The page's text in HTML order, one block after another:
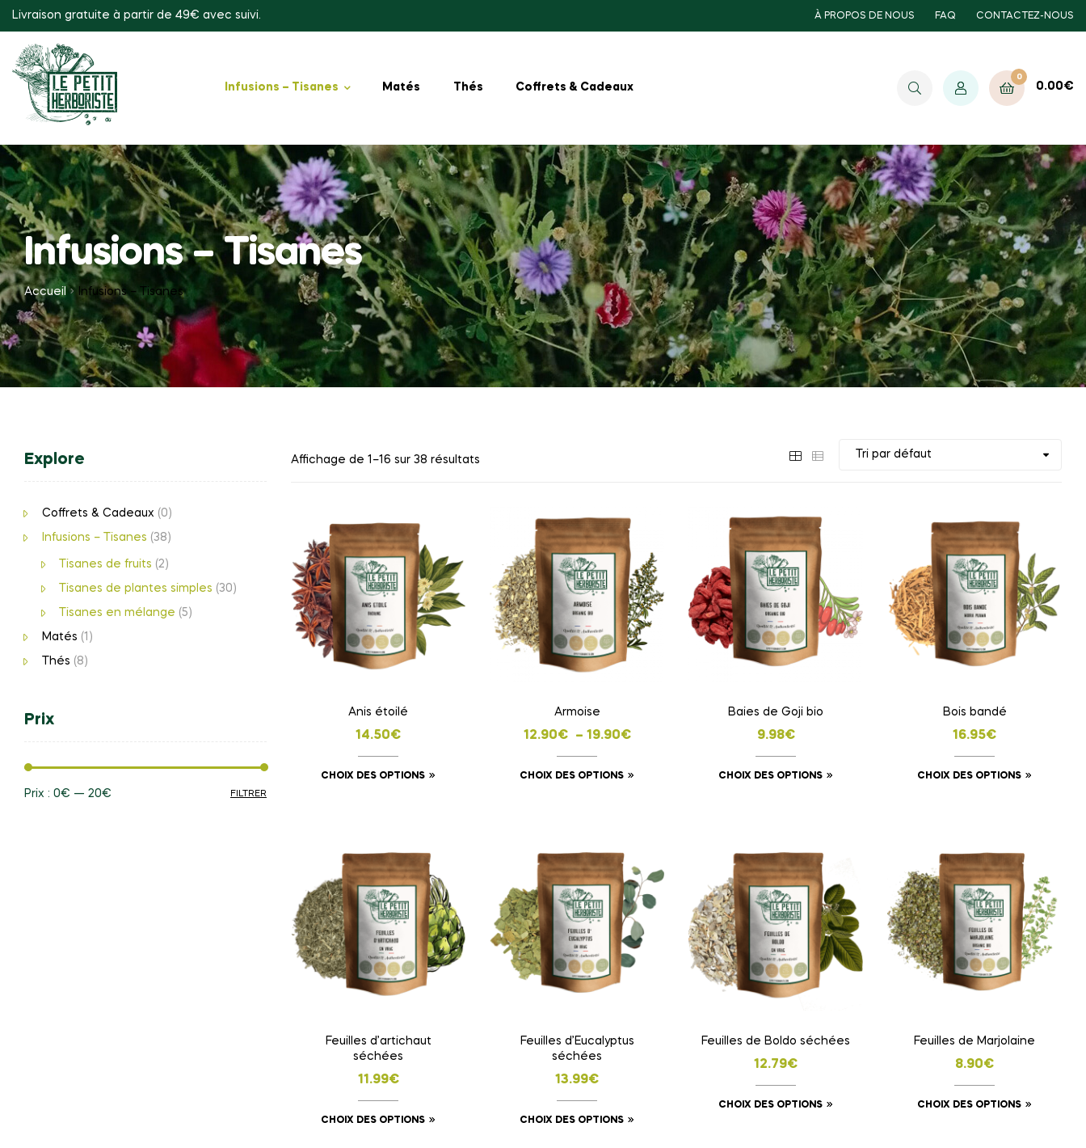
Livraison gratuite à partir de 49€ avec suivi. À PROPOS DE NOUS FAQ CONTACTEZ-NOUS
Infusions – Tisanes Matés Thés Coffrets & Cadeaux
0
0.00€
Infusions – Tisanes
Accueil Infusions – Tisanes
Affichage de 1–16 sur 38 résultats
Anis étoilé
14.50€
CHOIX DES OPTIONS
Armoise
12.90€ – 19.90€
CHOIX DES OPTIONS
Baies de Goji bio
9.98€
CHOIX DES OPTIONS
Bois bandé
16.95€
CHOIX DES OPTIONS
Feuilles d’artichaut
séchées
11.99€
CHOIX DES OPTIONS
Feuilles d’Eucalyptus
séchées
13.99€
CHOIX DES OPTIONS
Feuilles de Boldo séchées
12.79€
CHOIX DES OPTIONS
Feuilles de Marjolaine
8.90€
CHOIX DES OPTIONS
Explore
Coffrets & Cadeaux (0)
Infusions – Tisanes (38)
Tisanes de fruits (2)
Tisanes de plantes simples (30)
Tisanes en mélange (5)
Matés (1)
Thés (8)
Prix
FILTRER
Prix : 0€ — 20€